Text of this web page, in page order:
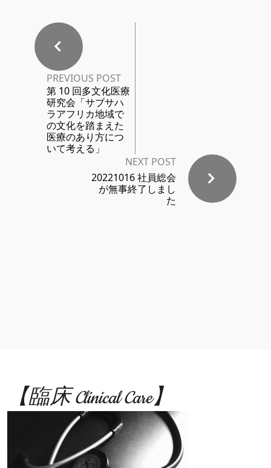
PREVIOUS POST
第 10 回多文化医療
研究会「サブサハ
ラアフリカ地域で
の文化を踏まえた
医療のあり方につ
いて考える」
NEXT POST
20221016 社員総会
が無事終了しまし
た
【臨床 Clinical Care】